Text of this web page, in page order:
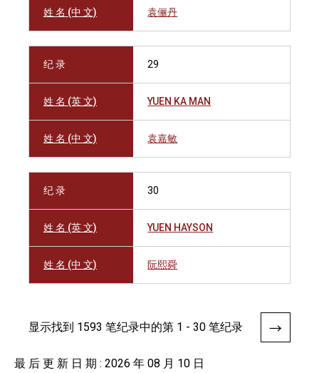
姓 名 (中 文) 袁俪丹
纪 录 29
姓 名 (英 文) YUEN KA MAN
姓 名 (中 文) 袁嘉敏
纪 录 30
姓 名 (英 文) YUEN HAYSON
姓 名 (中 文) 阮熙舜
显示找到 1593 笔纪录中的第 1 - 30 笔纪录
最 后 更 新 日 期 : 2026 年 08 月 10 日